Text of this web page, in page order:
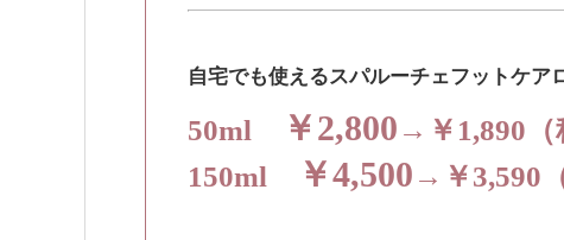
自宅でも使えるスパルーチェフットケア
50ml ￥2,800 →￥1,890（
150ml
￥4,500 →￥3,590